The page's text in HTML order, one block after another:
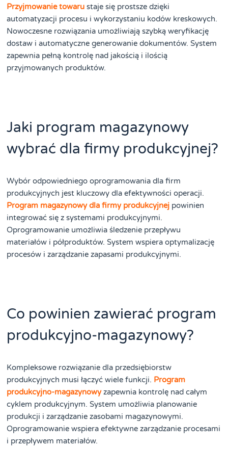
Przyjmowanie towaru staje się prostsze dzięki
automatyzacji procesu i wykorzystaniu kodów kreskowych.
Nowoczesne rozwiązania umożliwiają szybką weryfikację
dostaw i automatyczne generowanie dokumentów. System
zapewnia pełną kontrolę nad jakością i ilością
przyjmowanych produktów.
Jaki program magazynowy
wybrać dla firmy produkcyjnej?
Wybór odpowiedniego oprogramowania dla firm
produkcyjnych jest kluczowy dla efektywności operacji.
Program magazynowy dla firmy produkcyjnej powinien
integrować się z systemami produkcyjnymi.
Oprogramowanie umożliwia śledzenie przepływu
materiałów i półproduktów. System wspiera optymalizację
procesów i zarządzanie zapasami produkcyjnymi.
Co powinien zawierać program
produkcyjno-magazynowy?
Kompleksowe rozwiązanie dla przedsiębiorstw
produkcyjnych musi łączyć wiele funkcji. Program
produkcyjno-magazynowyzapewnia kontrolę nad całym
cyklem produkcyjnym. System umożliwia planowanie
produkcji i zarządzanie zasobami magazynowymi.
Oprogramowanie wspiera efektywne zarządzanie procesami
i przepływem materiałów.